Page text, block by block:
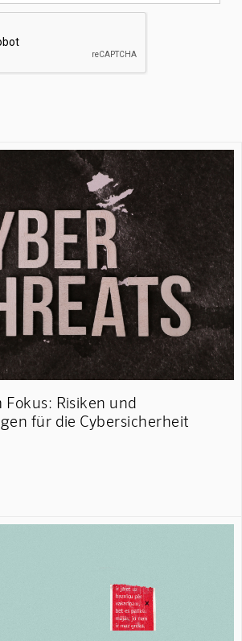
Risiken und
für die Cybersicherheit